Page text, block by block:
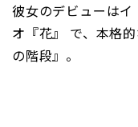
彼女のデビューは
オ『花』 で、本格
の階段』。